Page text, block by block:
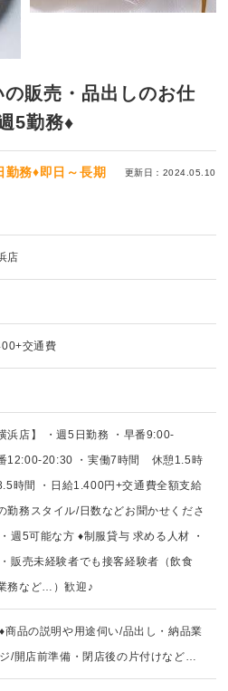
の販売・品出しのお仕
5勤務♦
務♦即日～長期
更新日：2024.05.10
店
交通費
浜店】 ・週5日勤務 ・早番9:00-
12:00-20:30 ・実働7時間 休憩1.5時
時間 ・日給1.400円+交通費全額支給
勤務スタイル/日数などお聞かせくださ
週5可能な方 ♦制服貸与 求める人材 ・
販売未経験者でも接客経験者（飲食
務など…）歓迎♪
商品の説明や用途伺い/品出し・納品業
/開店前準備・閉店後の片付けなど…